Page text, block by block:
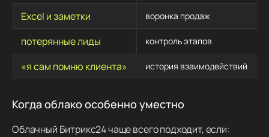
Excel и заметки воронка продаж
потерянные лиды контроль этапов
«я сам помню клиента» история взаимодействий
Когда облако особенно уместно
Облачный Битрикс24 чаще всего подходит, если: